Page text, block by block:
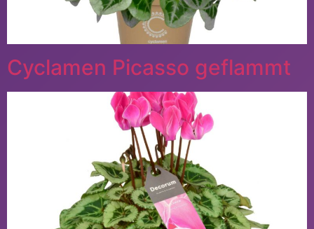
Cyclamen Picasso geflammt